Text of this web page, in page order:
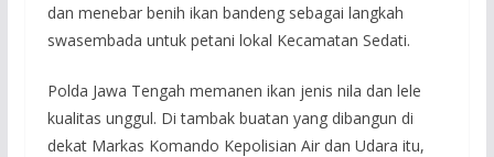
dan menebar benih ikan bandeng sebagai langkah
swasembada untuk petani lokal Kecamatan Sedati.
Polda Jawa Tengah memanen ikan jenis nila dan lele
kualitas unggul. Di tambak buatan yang dibangun di
dekat Markas Komando Kepolisian Air dan Udara itu,